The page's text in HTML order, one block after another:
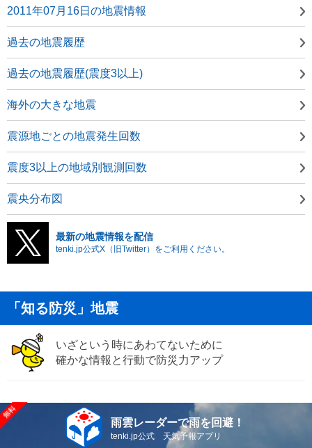
2011年07月16日の地震情報
過去の地震履歴
過去の地震履歴(震度3以上)
海外の大きな地震
震源地ごとの地震発生回数
震度3以上の地域別観測回数
震央分布図
最新の地震情報を配信
tenki.jp公式X（旧Twitter）をご利用ください。
「知る防災」地震
いざという時にあわてないために
確かな情報と行動で防災力アップ
雨雲レーダーで雨を回避！
tenki.jp公式 天気予報アプリ